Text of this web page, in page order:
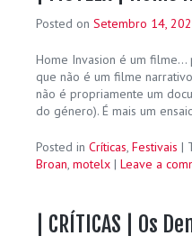
Posted on Setembro 14,
Home Invasion é um filme…
que não é um filme
não é propriamente um
do género). É mais um
Posted in Críticas, Festivais |
Broan, motelx | Leave a
| CRÍTICAS | Os